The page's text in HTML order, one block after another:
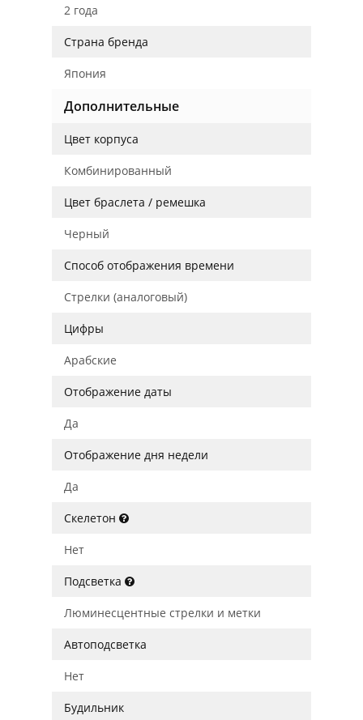
2 года
Страна бренда
Япония
Дополнительные
Цвет корпуса
Комбинированный
Цвет браслета / ремешка
Черный
Способ отображения времени
Стрелки (аналоговый)
Цифры
Арабские
Отображение даты
Да
Отображение дня недели
Да
Скелетон
Нет
Подсветка
Люминесцентные стрелки и метки
Автоподсветка
Нет
Будильник